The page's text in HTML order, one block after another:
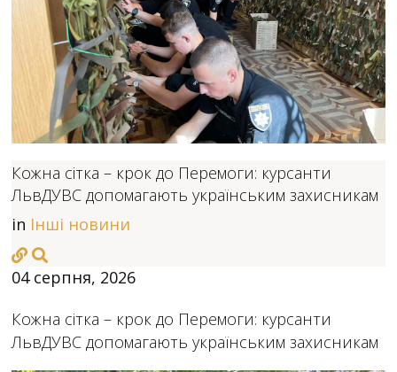
Кожна сітка – крок до Перемоги: курсанти
ЛьвДУВС допомагають українським захисникам
in Інші новини
04 серпня, 2026
Кожна сітка – крок до Перемоги: курсанти
ЛьвДУВС допомагають українським захисникам